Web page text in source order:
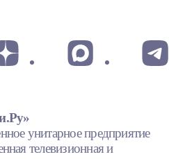
унитарное предприятие
телевизионная и